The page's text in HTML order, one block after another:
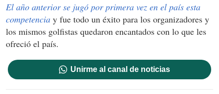
El año anterior se jugó por primera vez en el país esta
competencia y fue todo un éxito para los organizadores y
los mismos golfistas quedaron encantados con lo que les
ofreció el país.
Unirme al canal de noticias